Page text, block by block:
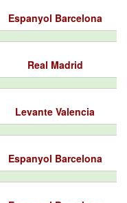
Espanyol Barcelona
Real Madrid
Levante Valencia
Espanyol Barcelona